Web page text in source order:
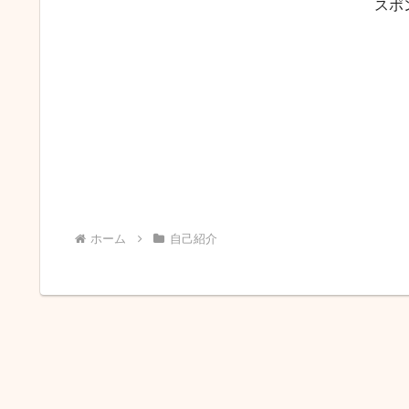
スポ
ホーム 自己紹介